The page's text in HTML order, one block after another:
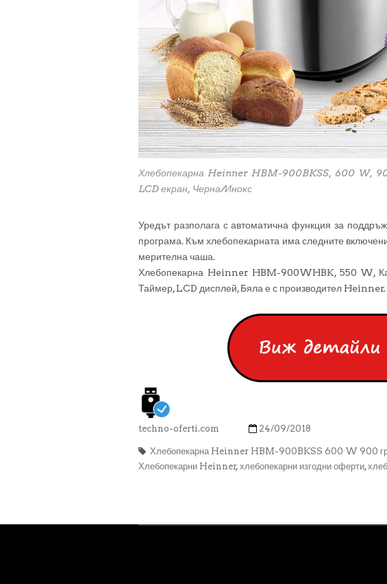
Хлебопекарна Heinner HBM-900BKSS, 600 W,
LCD екран, Черна/Инокс
Уредът разполага с автоматична функция за
програма. Към хлебопекарната има следните
мерителна чаша.
Хлебопекарна Heinner HBM-900WHBK, 550 W,
Таймер, LCD дисплей, Бяла е с производител Heinner.
techno-oferti.com 24/09/2018
Хлебопекарна Heinner HBM-900BKSS 600 W 900 гр
Хлебопекарни Heinner, хлебопекарни изгодни оферти,